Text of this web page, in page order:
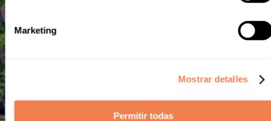
Marketing
Mostrar detalles
Permitir todas
Email *
Deseo recibir publicidad y ofertas especiales.